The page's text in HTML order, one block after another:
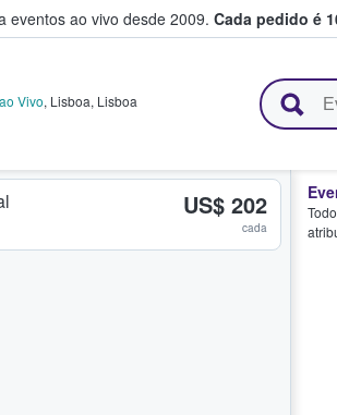
eventos ao vivo desde 2009. Cada pedido é
e vendem bilhetes
Vivo, Lisboa, Lisboa
US$ 202
cada